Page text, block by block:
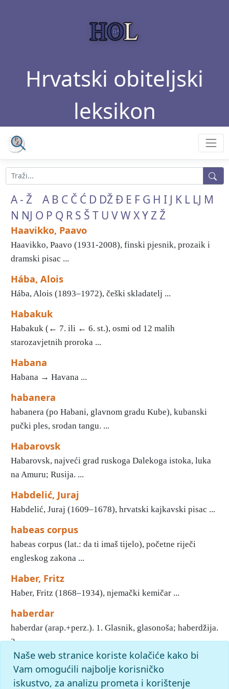
Hrvatski obiteljski
leksikon
A - Ž A B C Č Ć D DŽĐ E F G H I J K L LJ M
N NJ O P Q R S Š T U VW XYZŽ
Haavikko, Paavo
Haavikko, Paavo (1931-2008), finski pjesnik, prozaik i
dramski pisac ...
Hába, Alois
Hába, Alois (1893–1972), češki skladatelj ...
Habakuk
Habakuk (← 7. ili ← 6. st.), osmi od 12 malih
starozavjetnih proroka ...
Habana
Habana → Havana ...
habanera
habanera (po Habani, glavnom gradu Kube), kubanski
pučki ples, srodan tangu. ...
Habarovsk
Habarovsk, najveći grad ruskoga Dalekoga istoka, luka
na Amuru; Rusija. ...
Habdelić, Juraj
Habdelić, Juraj (1609–1678), hrvatski kajkavski pisac ...
habeas corpus
habeas corpus (lat.: da ti imaš tijelo), početne riječi
engleskog zakona ...
Haber, Fritz
Haber, Fritz (1868–1934), njemački kemičar ...
haberdar
haberdar (arap.+perz.). 1. Glasnik, glasonoša; haberdžija.
2. ...
1 2 3 4 5 6 7 8 9 10 » Kraj
slovoh: pronađenih odgovora: 1750; vrijeme izvršavanja
Naše web stranice koriste kolačiće kako bi
Vam omogućili najbolje korisničko
iskustvo, za analizu prometa i korištenje